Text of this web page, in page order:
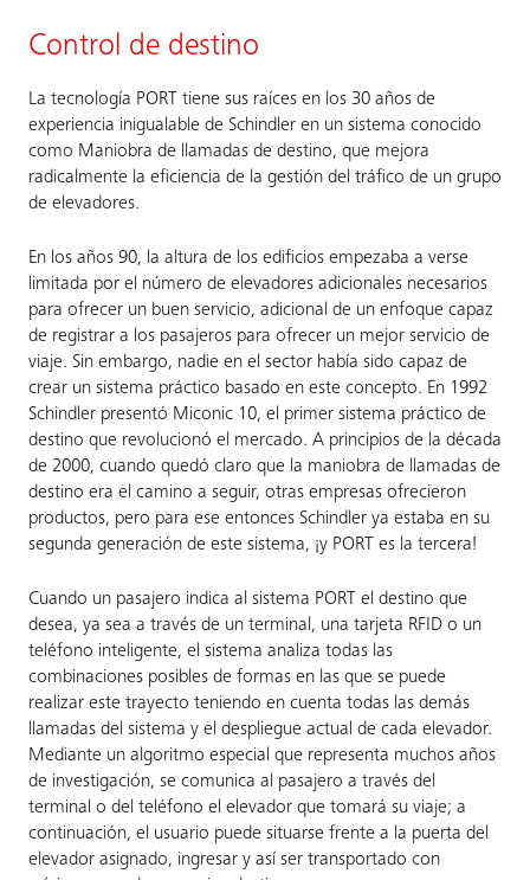
Control de destino
La tecnología PORT tiene sus raíces en los 30 años de
experiencia inigualable de Schindler en un sistema conocido
como Maniobra de llamadas de destino, que mejora
radicalmente la eficiencia de la gestión del tráfico de un grupo
de elevadores.
En los años 90, la altura de los edificios empezaba a verse
limitada por el número de elevadores adicionales necesarios
para ofrecer un buen servicio, adicional de un enfoque capaz
de registrar a los pasajeros para ofrecer un mejor servicio de
viaje. Sin embargo, nadie en el sector había sido capaz de
crear un sistema práctico basado en este concepto. En 1992
Schindler presentó Miconic 10, el primer sistema práctico de
destino que revolucionó el mercado. A principios de la década
de 2000, cuando quedó claro que la maniobra de llamadas de
destino era el camino a seguir, otras empresas ofrecieron
productos, pero para ese entonces Schindler ya estaba en su
segunda generación de este sistema, ¡y PORT es la tercera!
Cuando un pasajero indica al sistema PORT el destino que
desea, ya sea a través de un terminal, una tarjeta RFID o un
teléfono inteligente, el sistema analiza todas las
combinaciones posibles de formas en las que se puede
realizar este trayecto teniendo en cuenta todas las demás
llamadas del sistema y el despliegue actual de cada elevador.
Mediante un algoritmo especial que representa muchos años
de investigación, se comunica al pasajero a través del
terminal o del teléfono el elevador que tomará su viaje; a
continuación, el usuario puede situarse frente a la puerta del
elevador asignado, ingresar y así ser transportado con